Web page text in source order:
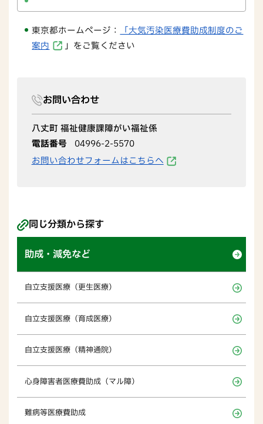
東京都ホームページ：
「大気汚染医療費助成制度のご
案内
」をご覧ください
お問い合わせ
八丈町 福祉健康課障がい福祉係
電話番号
04996-2-5570
お問い合わせフォームはこちらへ
同じ分類から探す
助成・減免など
自立支援医療（更生医療）
自立支援医療（育成医療）
自立支援医療（精神通院）
心身障害者医療費助成（マル障）
難病等医療費助成